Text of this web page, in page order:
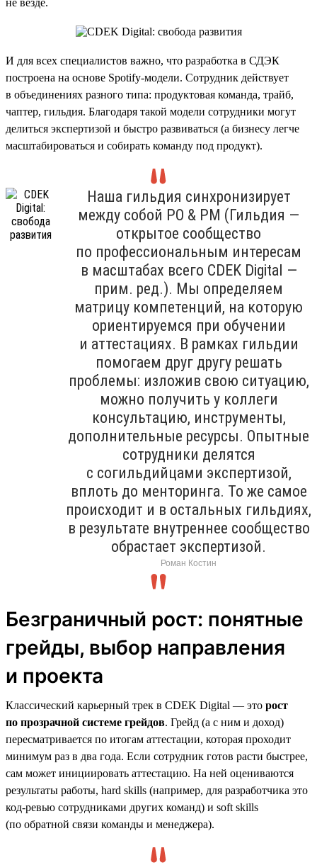
И для всех специалистов важно, что разработка в СДЭК
построена на основе Spotify-модели. Сотрудник действует
в объединениях разного типа: продуктовая команда, трайб,
чаптер, гильдия. Благодаря такой модели сотрудники могут
делиться экспертизой и быстро развиваться (а бизнесу легче
масштабироваться и собирать команду под продукт).
Наша гильдия синхронизирует
между собой PO & PM (Гильдия —
открытое сообщество
по профессиональным интересам
в масштабах всего CDEK Digital —
прим. ред.). Мы определяем
матрицу компетенций, на которую
ориентируемся при обучении
и аттестациях. В рамках гильдии
помогаем друг другу решать
проблемы: изложив свою ситуацию,
можно получить у коллеги
консультацию, инструменты,
дополнительные ресурсы. Опытные
сотрудники делятся
с согильдийцами экспертизой,
вплоть до менторинга. То же самое
происходит и в остальных гильдиях,
в результате внутреннее сообщество
обрастает экспертизой.
Роман Костин
Безграничный рост: понятные
грейды, выбор направления
и проекта
Классический карьерный трек в CDEK Digital — это рост
по прозрачной системе грейдов. Грейд (а с ним и доход)
пересматривается по итогам аттестации, которая проходит
минимум раз в два года. Если сотрудник готов расти быстрее,
сам может инициировать аттестацию. На ней оцениваются
результаты работы, hard skills (например, для разработчика это
код-ревью сотрудниками других команд) и soft skills
(по обратной связи команды и менеджера).